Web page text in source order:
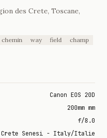
des Crete, Toscane,
chemin way field
champ
Canon EOS 20D
200mm mm
f/8.0
- Crete Senesi - Italy/Italie